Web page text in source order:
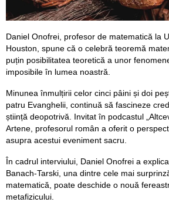
Daniel Onofrei, profesor de matematică la
Houston, spune că o celebră teoremă
puțin posibilitatea teoretică a unor
imposibile în lumea noastră.
Minunea înmulțirii celor cinci pâini și doi
patru Evanghelii, continuă să fascineze
știință deopotrivă. Invitat în podcastul
Artene, profesorul român a oferit o
asupra acestui eveniment sacru.
În cadrul interviului, Daniel Onofrei a
Banach-Tarski, una dintre cele mai
matematică, poate deschide o nouă
metafizicului.